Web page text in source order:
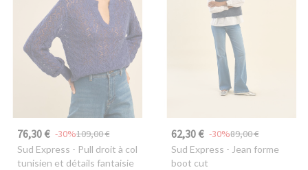
76,30 € 109,00 €
-30%
Sud Express - Pull droit à col
tunisien et détails fantaisie
62,30 € 89,00 €
-30%
Sud Express - Jean forme
boot cut